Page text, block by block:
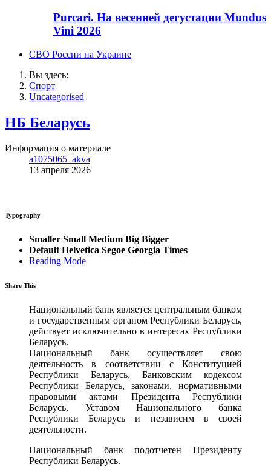
Purcari. На весенней дегустации Mundus
Vini 2026
СВО России на Украине
Вы здесь:
Спорт
Uncategorised
НБ Беларусь
Информация о материале
a1075065_akva
13 апреля 2026
Typography
Smaller Small Medium Big Bigger
Default Helvetica Segoe Georgia Times
Reading Mode
Share This
Национальный банк является центральным банком
и государственным органом Республики Беларусь,
действует исключительно в интересах Республики
Беларусь.
Национальный банк осуществляет свою
деятельность в соответствии с Конституцией
Республики Беларусь, Банковским кодексом
Республики Беларусь, законами, нормативными
правовыми актами Президента Республики
Беларусь, Уставом Национального банка
Республики Беларусь и независим в своей
деятельности.
Национальный банк подотчетен Президенту
Республики Беларусь.